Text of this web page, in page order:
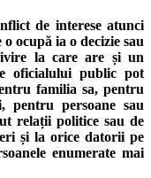
de interese atunci
ocupă ia o decizie sau
la care are și un
oficialului public pot
familia sa, pentru
pentru persoane sau
relații politice sau de
și la orice datorii pe
enumerate mai